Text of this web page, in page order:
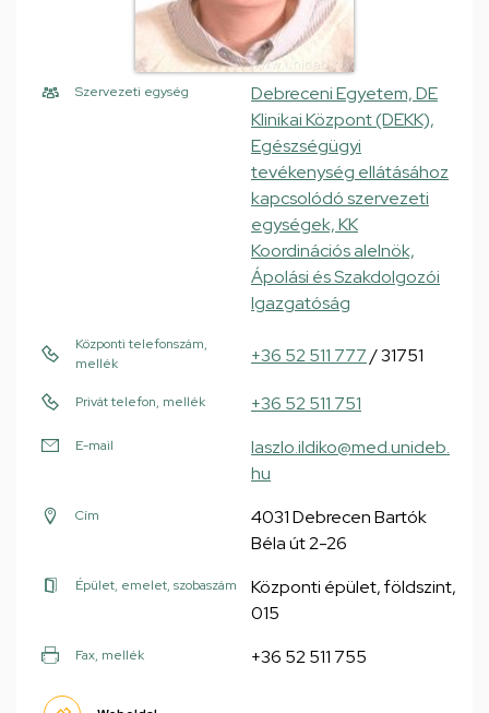
Szervezeti egység
Debreceni Egyetem, DE
Klinikai Központ (DEKK),
Egészségügyi
tevékenység ellátásához
kapcsolódó szervezeti
egységek, KK
Koordinációs alelnök,
Ápolási és Szakdolgozói
Igazgatóság
Központi telefonszám,
mellék
+36 52 511 777/ 31751
Privát telefon, mellék +36 52 511 751
E-mail
laszlo.ildiko@med.unideb.
hu
Cím
4031 Debrecen Bartók
Béla út 2-26
Épület, emelet, szobaszám
Központi épület, földszint,
015
Fax, mellék +36 52 511 755